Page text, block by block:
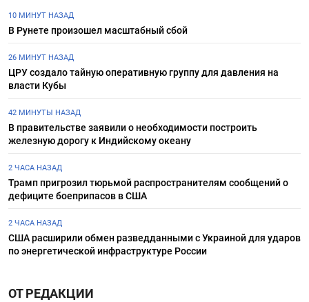
10 МИНУТ НАЗАД
В Рунете произошел масштабный сбой
26 МИНУТ НАЗАД
ЦРУ создало тайную оперативную группу для давления на
власти Кубы
42 МИНУТЫ НАЗАД
В правительстве заявили о необходимости построить
железную дорогу к Индийскому океану
2 ЧАСА НАЗАД
Трамп пригрозил тюрьмой распространителям сообщений о
дефиците боеприпасов в США
2 ЧАСА НАЗАД
США расширили обмен разведданными с Украиной для ударов
по энергетической инфраструктуре России
ОТ РЕДАКЦИИ